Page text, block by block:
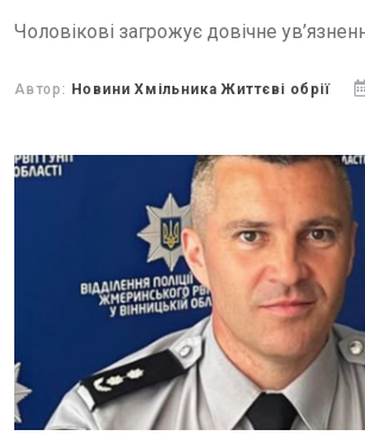
Чоловікові загрожує довічне
Автор: Новини Хмільника Життєві обрії